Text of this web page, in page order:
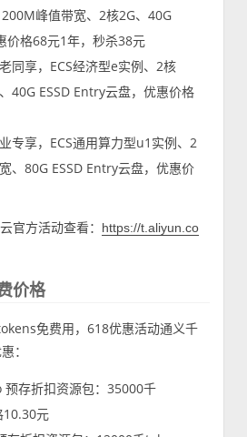
峰值带宽、2核2G、40G
价格68元1年，秒杀38元
同享，ECS经济型e实例、2核
40G ESSD Entry云盘，优惠价格
专享，ECS通用算力型u1实例、2
、80G ESSD Entry云盘，优惠价
官方活动查看：
https://t.aliyun.co
价格
免费用，618优惠活动通义千
：
存折扣资源包：35000千
元